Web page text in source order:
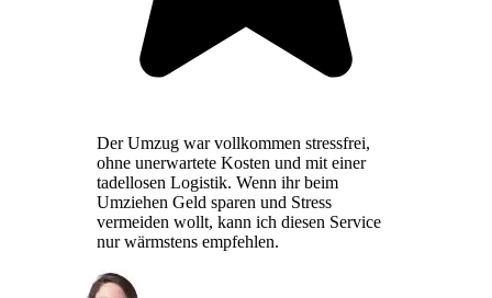
Der Umzug war vollkommen stressfrei,
ohne unerwartete Kosten und mit einer
tadellosen Logistik. Wenn ihr beim
Umziehen Geld sparen und Stress
vermeiden wollt, kann ich diesen Service
nur wärmstens empfehlen.